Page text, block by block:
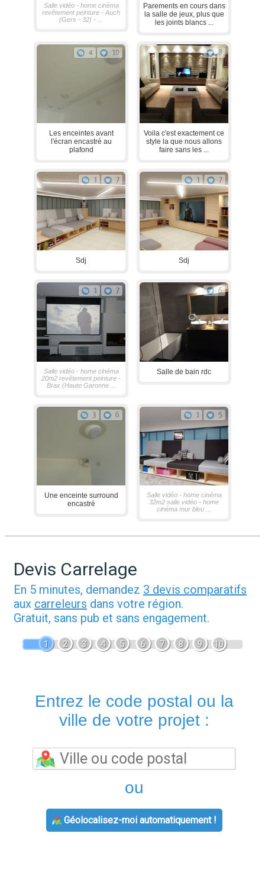
Salle vidéo - home cinéma
revêtement peinture - Auch
(Gers - 32) - ...
Parements en cours dans
la salle de jeux, plus que
les joints blancs ...
4 10
Les enceintes avant
l'écran encastré au
plafond
8
Voila c'est exactement ce
style la que nous allons
faire sans les ...
1 7
Sdj
1 7
Sdj
1 7
Salle vidéo - home cinéma
20m2 revêtement peinture -
Brax (Haute Garonne ...
6
Salle de bain rdc
3 6
Une enceinte surround
encastré
1 5
Salle vidéo - home cinéma
32m2 salle vidéo - home
cinéma mur bleu ...
Devis Carrelage
En 5 minutes, demandez 3 devis comparatifs
aux carreleurs dans votre région.
Gratuit, sans pub et sans engagement.
1 2 3 4 5 6 7 8 9 10
Entrez le code postal ou la
ville de votre projet :
ou
Géolocalisez-moi automatiquement !